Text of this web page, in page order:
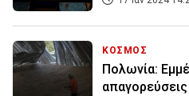
ΚΟΣΜΟΣ
Πολωνία: